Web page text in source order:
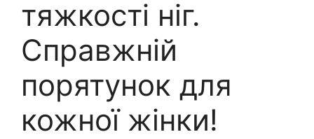
тяжкості ніг.
Справжній
порятунок для
кожної жінки!